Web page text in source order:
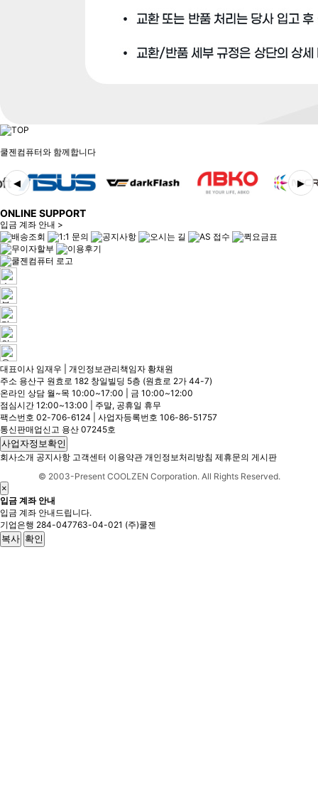
쿨젠컴퓨터와 함께합니다
◀ ▶
ONLINE SUPPORT
입금 계좌 안내 >
대표이사 임재우 | 개인정보관리책임자 황채원
주소 용산구 원효로 182 창일빌딩 5층 (원효로 2가 44-7)
온라인 상담 월~목 10:00~17:00 | 금 10:00~12:00
점심시간 12:00~13:00 | 주말, 공휴일 휴무
팩스번호 02-706-6124 | 사업자등록번호 106-86-51757
통신판매업신고 용산 07245호
사업자정보확인
회사소개 공지사항 고객센터 이용약관 개인정보처리방침 제휴문의 게시판
© 2003-Present COOLZEN Corporation. All Rights Reserved.
×
입금 계좌 안내
입금 계좌 안내드립니다.
기업은행 284-047763-04-021 (주)쿨젠
복사 확인